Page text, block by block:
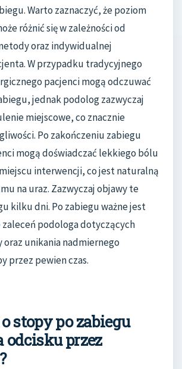
Warto zaznaczyć, że poziom
różnić się w zależności od
oraz indywidualnej
W przypadku tradycyjnego
pacjenci mogą odczuwać
jednak podolog zazwyczaj
miejscowe, co znacznie
Po zakończeniu zabiegu
mogą doświadczać lekkiego bólu
interwencji, co jest naturalną
na uraz. Zazwyczaj objawy te
kilku dni. Po zabiegu ważne jest
podologa dotyczących
oraz unikania nadmiernego
przez pewien czas.
stopy po zabiegu
odcisku przez